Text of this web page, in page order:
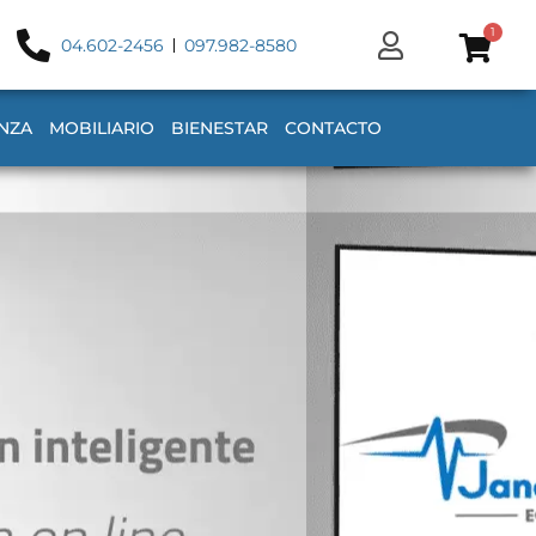
04.602-2456 097.982-8580
1
MOBILIARIO BIENESTAR CONTACTO